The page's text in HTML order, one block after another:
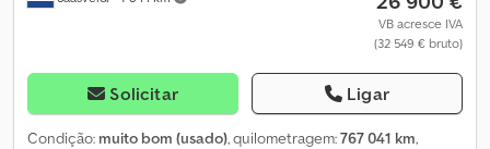
VB acresce IVA
(32 549 € bruto)
Solicitar Ligar
Condição: muito bom (usado), quilometragem:767 041 km,